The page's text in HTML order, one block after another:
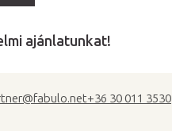
ajánlatunkat!
+36 30 011 3530